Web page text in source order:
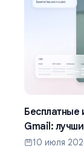
Бесплатные
Gmail:
10 июля